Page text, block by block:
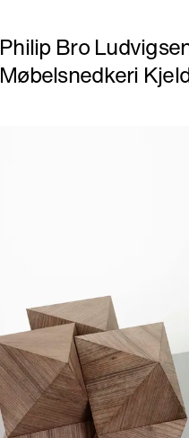
Philip Bro
Møbelsnedkeri